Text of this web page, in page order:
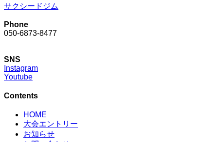
サクシードジム
Phone
050-6873-8477
SNS
Instagram
Youtube
Contents
HOME
大会エントリー
お知らせ